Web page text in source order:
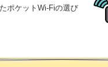
ポケットWi-Fiの選び